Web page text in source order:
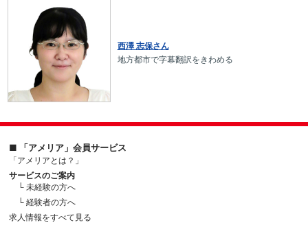
西澤 志保さん
地方都市で字幕翻訳をきわめる
■ 「アメリア」会員サービス
「アメリアとは？」
サービスのご案内
└ 未経験の方へ
└ 経験者の方へ
求人情報をすべて見る